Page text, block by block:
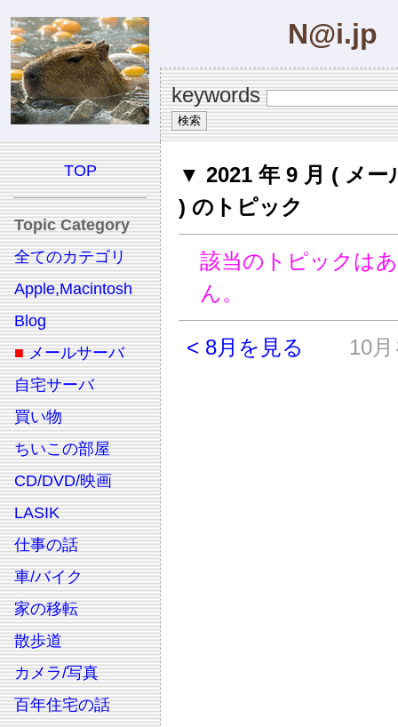
N@i.jp
keywords
TOP
Topic Category
全てのカテゴリ
Apple,Macintosh
Blog
■ メールサーバ
自宅サーバ
買い物
ちいこの部屋
CD/DVD/映画
LASIK
仕事の話
車/バイク
家の移転
散歩道
カメラ/写真
百年住宅の話
▼ 2021 年 9 月 ( メー
) のトピック
該当のトピックは
ん。
< 8月を見る 10